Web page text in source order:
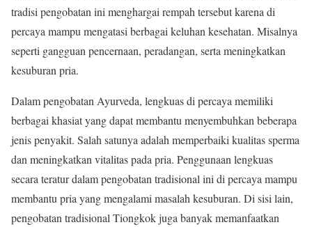
tradisi pengobatan ini menghargai rempah tersebut karena di
percaya mampu mengatasi berbagai keluhan kesehatan. Misalnya
seperti gangguan pencernaan, peradangan, serta meningkatkan
kesuburan pria.
Dalam pengobatan Ayurveda, lengkuas di percaya memiliki
berbagai khasiat yang dapat membantu menyembuhkan beberapa
jenis penyakit. Salah satunya adalah memperbaiki kualitas sperma
dan meningkatkan vitalitas pada pria. Penggunaan lengkuas
secara teratur dalam pengobatan tradisional ini di percaya mampu
membantu pria yang mengalami masalah kesuburan. Di sisi lain,
pengobatan tradisional Tiongkok juga banyak memanfaatkan